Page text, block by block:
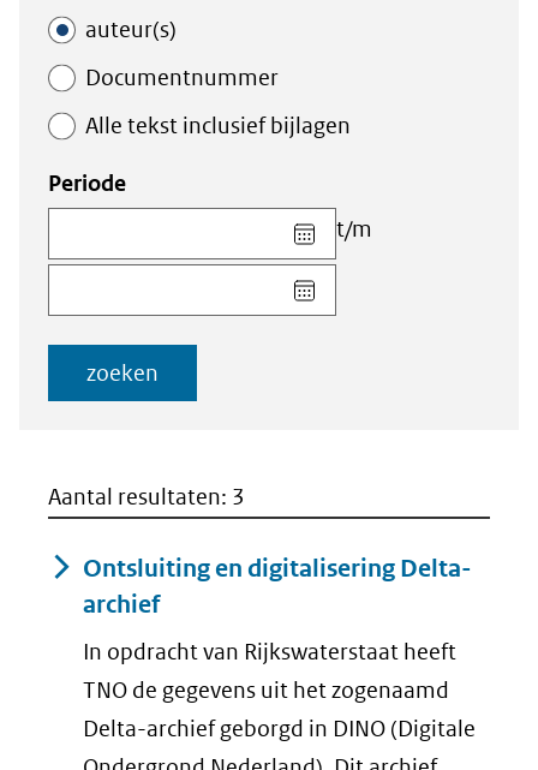
auteur(s)
Documentnummer
Alle tekst inclusief bijlagen
Periode
Kies
datum
voor
veld
t/m
Kies
datum
zoeken
Aantal resultaten: 3
Ontsluiting en digitalisering Delta-
archief
In opdracht van Rijkswaterstaat heeft
TNO de gegevens uit het zogenaamd
Delta-archief geborgd in DINO (Digitale